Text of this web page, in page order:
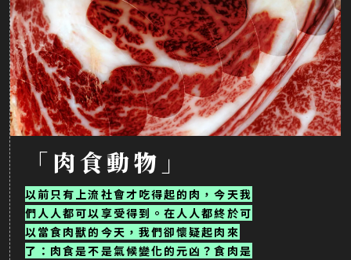
「肉食動物」
以前只有上流社會才吃得起的肉，今天我
們人人都可以享受得到。在人人都終於可
以當食肉獸的今天，我們卻懷疑起肉來
了：肉食是不是氣候變化的元凶？食肉是